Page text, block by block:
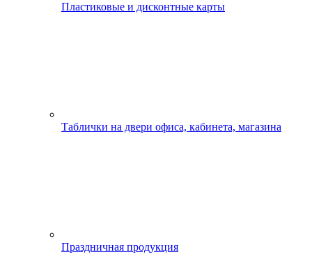
Пластиковые и дисконтные карты
Таблички на двери офиса, кабинета, магазина
Праздничная продукция